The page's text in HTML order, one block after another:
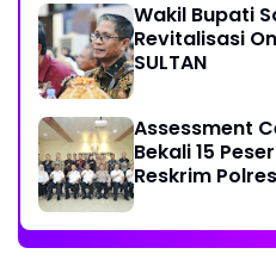
Wakil Bupati
Revitalisasi
SULTAN
Assessment
Bekali 15
Reskrim